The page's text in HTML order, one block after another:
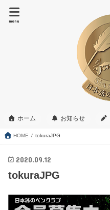
menu
ホーム お知らせ
HOME tokuraJPG
2020.09.12
tokuraJPG